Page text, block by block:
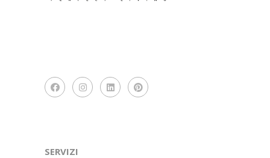
SERVIZI